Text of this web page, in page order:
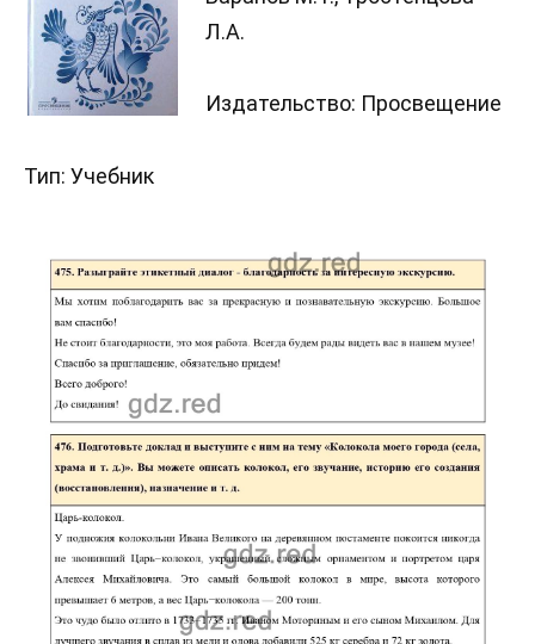
Л.А.
Издательство: Просвещение
Тип: Учебник